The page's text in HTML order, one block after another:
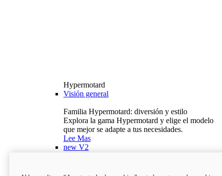
Hypermotard
Visión general
Familia Hypermotard: diversión y estilo
Explora la gama Hypermotard y elige el modelo
que mejor se adapte a tus necesidades.
Lee Mas
new V2
120,4 hp
Potencia